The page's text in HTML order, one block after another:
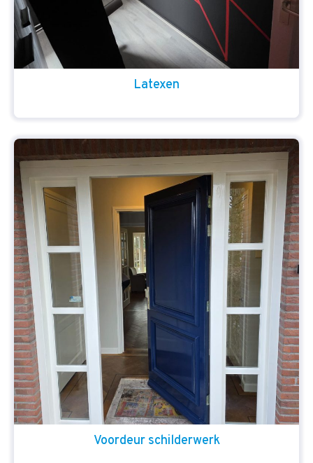
Latexen
Voordeur schilderwerk